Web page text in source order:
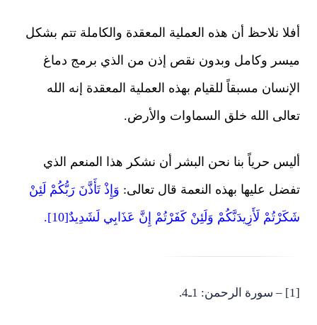
أفلا نلاحظ أن هذه العملية المعقدة والكاملة تتم بشكل
ميسر وكامل وبدون نقص إذن من الذي برمج دماغ
الإنسان مسبقاً للقيام بهذه العملية المعقدة إنه الله
تعالى الله خلق السماوات والأرض.
أليس حرياً بنا نحن البشر أن نشكر هذا المنعم الذي
تفضل عليها بهذه النعمة قال تعالى: وَإِذْ تَأَذَّنَ رَبُّكُمْ لَئِنْ
شَكَرْتُمْ لَأَزِيدَنَّكُمْ وَلَئِنْ كَفَرْتُمْ إِنَّ عَذَابِي لَشَدِيدٌ[10].
[1] – سورة الرحمن: 1ـ4.